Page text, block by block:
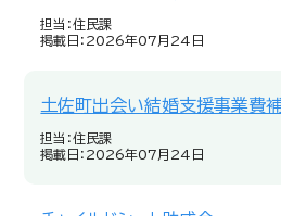
担当：住民課
掲載日：2026年07月24日
土佐町出会い結婚支援事業費
担当：住民課
掲載日：2026年07月24日